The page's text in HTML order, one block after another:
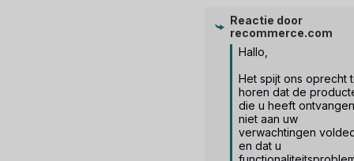
Reactie door
recommerce.com
Hallo,
Het spijt ons oprecht
horen dat de
die u heeft ontvangen
niet aan uw
verwachtingen
en dat u